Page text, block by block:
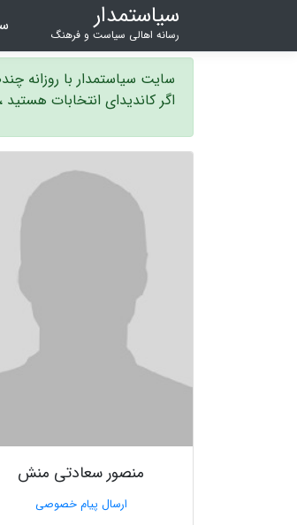
سیاستمدار
رسانه اهالی سیاست و فرهنگ
سایت سیاستمدار با روزانه
اگر کاندیدای انتخابات
منصور سعادتی منش
ارسال پیام خصوصی